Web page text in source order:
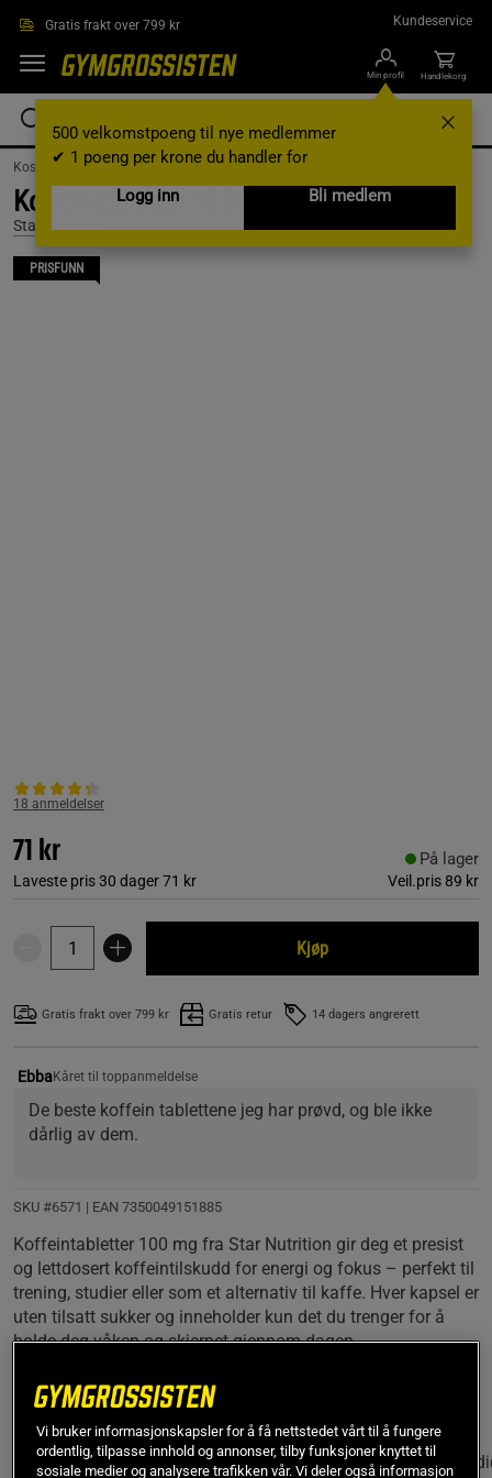
Gratis frakt over 799 kr Kundeservice
Min profil
500 velkomstpoeng til nye medlemmer
✔ 1 poeng per krone du handler for
Logg inn
Bli medlem
Handlekorg
Kosttilskudd / PWO - Pre Workout / Singel Ingrediens
Koffeintabletter 100 mg 90 kapsler
Star Nutrition
PRISFUNN
18 anmeldelser
71 kr
Laveste pris 30 dager71 kr Veil.pris 89 kr
På lager
Kjøp
Gratis frakt over 799 kr Gratis retur 14 dagers angrerett
EbbaKåret til toppanmeldelse
De beste koffein tablettene jeg har prøvd, og ble ikke
dårlig av dem.
SKU #6571 | EAN 7350049151885
Koffeintabletter 100 mg fra Star Nutrition gir deg et presist
og lettdosert koffeintilskudd for energi og fokus – perfekt til
trening, studier eller som et alternativ til kaffe. Hver kapsel er
uten tilsatt sukker og inneholder kun det du trenger for å
holde deg våken og skjerpet gjennom dagen.
Les mer
Informasjon Anmeldelser(18) Næringsinformasjon &
Vi bruker informasjonskapsler for å få nettstedet vårt til å fungere
ordentlig, tilpasse innhold og annonser, tilby funksjoner knyttet til
sosiale medier og analysere trafikken vår. Vi deler også informasjon